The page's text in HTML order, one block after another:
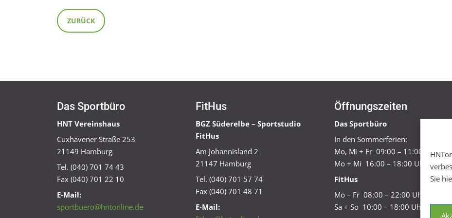
Sie
ZURÜCK
Das Sportbüro
HNT Vereinshaus
Cuxhavener Straße 253
21149 Hamburg
Tel. (040) 701 74 43
Fax (040) 701 22 10
E-Mail:
sportbuero@hntonline.de
FitHus
BGZ Süderelbe – Sportstudio
FitHus
Am Johannisland 2
21147 Hamburg
Tel. (040) 701 57 74
Fax (040) 701 48 71
E-Mail:
Öffnungszeiten
Das Sportbüro
In den Sommerferien:
Mo, Mi + Fr 09:00 – 11:00 Uhr
Mo + Mi 16:00 – 18:00 Uhr
FitHus
Mo – Fr 08:00 – 22:00 Uhr
Sa + So 10:00 – 18:00 Uhr